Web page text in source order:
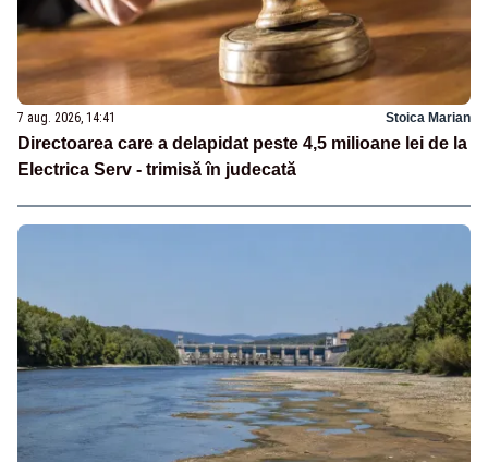
7 aug. 2026, 14:41 Stoica Marian
Directoarea care a delapidat peste 4,5 milioane lei de la
Electrica Serv - trimisă în judecată